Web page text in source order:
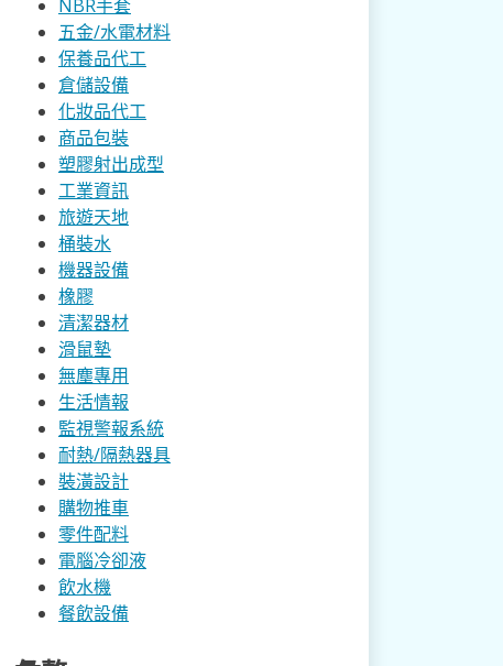
NBR手套
五金/水電材料
保養品代工
倉儲設備
化妝品代工
商品包裝
塑膠射出成型
工業資訊
旅遊天地
桶裝水
機器設備
橡膠
清潔器材
滑鼠墊
無塵專用
生活情報
監視警報系統
耐熱/隔熱器具
裝潢設計
購物推車
零件配料
電腦冷卻液
飲水機
餐飲設備